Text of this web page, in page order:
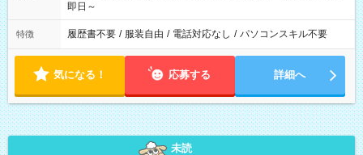
即日～
特徴 履歴書不要 / 服装自由 / 電話対応なし / パソコンスキル不要
気になる！ 応募する 詳細へ
未読